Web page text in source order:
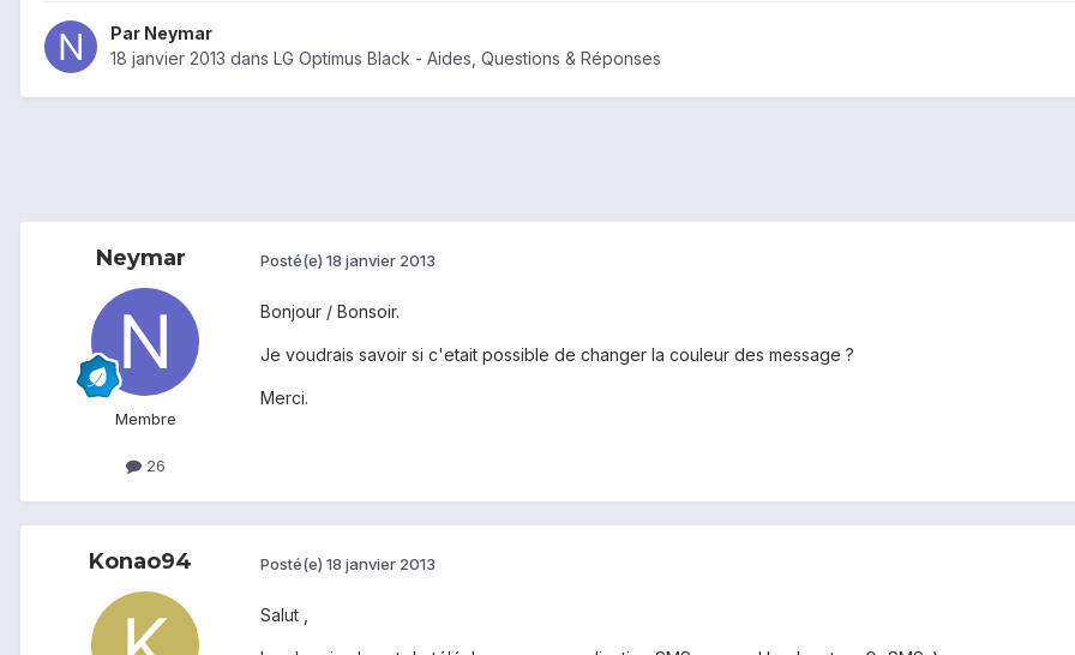
Par Neymar
18 janvier 2013 dans LG Optimus Black - Aides, Questions & Réponses
Neymar
Membre
26
Posté(e) 18 janvier 2013
Bonjour / Bonsoir.
Je voudrais savoir si c'etait possible de changer la couleur des message ?
Merci.
Konao94 Posté(e) 18 janvier 2013
Salut ,